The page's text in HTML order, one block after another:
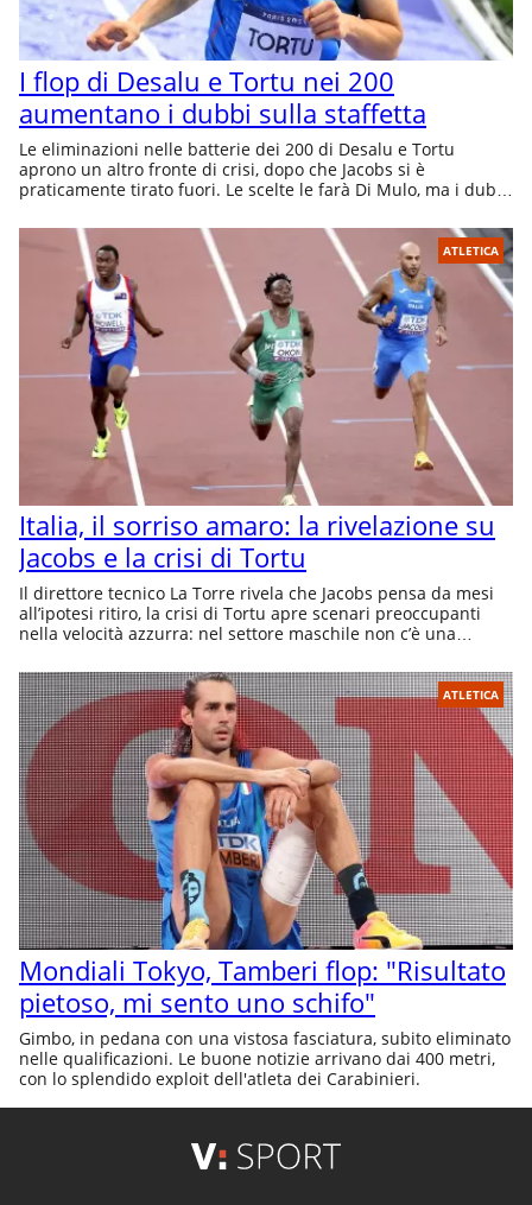
I flop di Desalu e Tortu nei 200
aumentano i dubbi sulla staffetta
Le eliminazioni nelle batterie dei 200 di Desalu e Tortu
aprono un altro fronte di crisi, dopo che Jacobs si è
praticamente tirato fuori. Le scelte le farà Di Mulo, ma i dubbi
ATLETICA
Italia, il sorriso amaro: la rivelazione su
Jacobs e la crisi di Tortu
Il direttore tecnico La Torre rivela che Jacobs pensa da mesi
all’ipotesi ritiro, la crisi di Tortu apre scenari preoccupanti
nella velocità azzurra: nel settore maschile non c’è una
ATLETICA
Mondiali Tokyo, Tamberi flop: "Risultato
pietoso, mi sento uno schifo"
Gimbo, in pedana con una vistosa fasciatura, subito eliminato
nelle qualificazioni. Le buone notizie arrivano dai 400 metri,
con lo splendido exploit dell'atleta dei Carabinieri.